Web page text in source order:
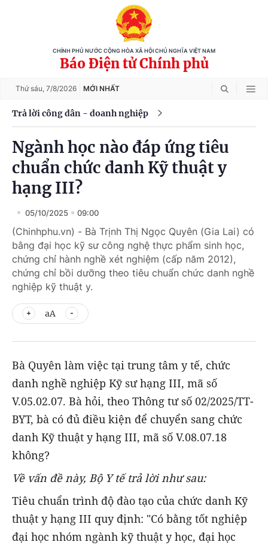
CHÍNH PHỦ NƯỚC CỘNG HÒA XÃ HỘI CHỦ NGHĨA VIỆT NAM
Báo Điện tử Chính phủ
Thứ sáu, 7/8/2026 MỚI NHẤT
Trả lời công dân - doanh nghiệp
Ngành học nào đáp ứng tiêu
chuẩn chức danh Kỹ thuật y
hạng III?
05/10/2025 09:00
(Chinhphu.vn) - Bà Trịnh Thị Ngọc Quyên (Gia Lai) có
bằng đại học kỹ sư công nghệ thực phẩm sinh học,
chứng chỉ hành nghề xét nghiệm (cấp năm 2012),
chứng chỉ bồi dưỡng theo tiêu chuẩn chức danh nghề
nghiệp kỹ thuật y.
aA
Bà Quyên làm việc tại trung tâm y tế, chức
danh nghề nghiệp Kỹ sư hạng III, mã số
V.05.02.07. Bà hỏi, theo Thông tư số 02/2025/TT-
BYT, bà có đủ điều kiện để chuyển sang chức
danh Kỹ thuật y hạng III, mã số V.08.07.18
không?
Về vấn đề này, Bộ Y tế trả lời như sau:
Tiêu chuẩn trình độ đào tạo của chức danh Kỹ
thuật y hạng III quy định: "Có bằng tốt nghiệp
đại học nhóm ngành kỹ thuật y học, đại học